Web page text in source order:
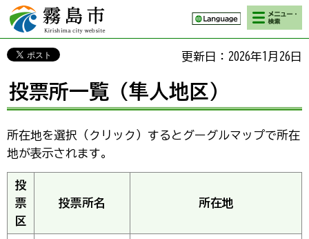
霧島市 Kirishima
city website
検索・メニ
ュー
更新日：2026年1月26日
投票所一覧（隼人地区）
所在地を選択（クリック）するとグーグルマップで所在
地が表示されます。
投
票
区
投票所名 所在地